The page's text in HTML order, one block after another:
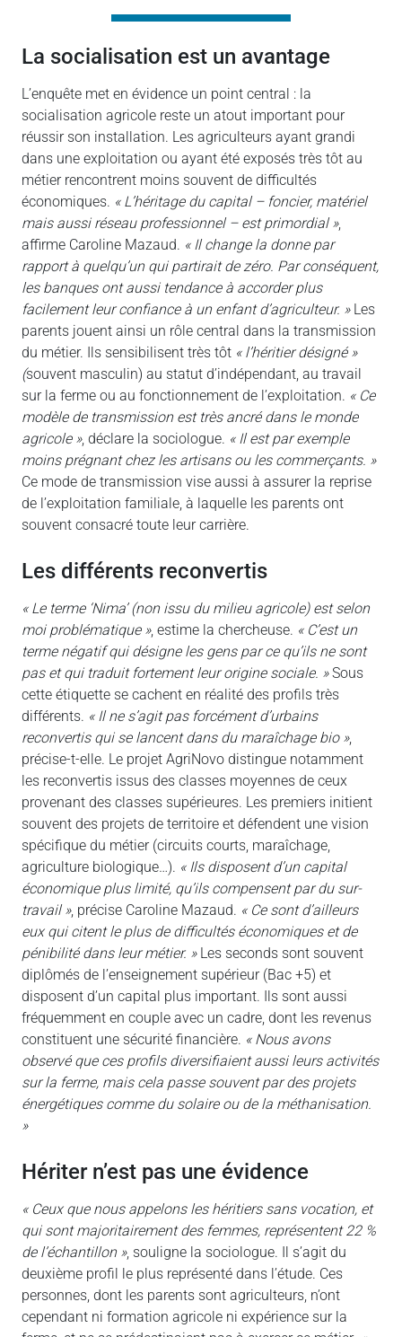
la socialisation est un avantage
L’enquête met en évidence un point central : la
socialisation agricole reste un atout important pour
réussir son installation. Les agriculteurs ayant grandi
dans une exploitation ou ayant été exposés très tôt au
métier rencontrent moins souvent de difficultés
économiques. « L’héritage du capital – foncier, matériel
mais aussi réseau professionnel – est primordial »,
affirme Caroline Mazaud. « Il change la donne par
rapport à quelqu’un qui partirait de zéro. Par conséquent,
les banques ont aussi tendance à accorder plus
facilement leur confiance à un enfant d’agriculteur. » Les
parents jouent ainsi un rôle central dans la transmission
du métier. Ils sensibilisent très tôt « l’héritier désigné »
(souvent masculin) au statut d’indépendant, au travail
sur la ferme ou au fonctionnement de l’exploitation. « Ce
modèle de transmission est très ancré dans le monde
agricole », déclare la sociologue. « Il est par exemple
moins prégnant chez les artisans ou les commerçants. »
Ce mode de transmission vise aussi à assurer la reprise
de l’exploitation familiale, à laquelle les parents ont
souvent consacré toute leur carrière.
les différents reconvertis
« Le terme ‘Nima’ (non issu du milieu agricole) est selon
moi problématique », estime la chercheuse. « C’est un
terme négatif qui désigne les gens par ce qu’ils ne sont
pas et qui traduit fortement leur origine sociale. »Sous
cette étiquette se cachent en réalité des profils très
différents. « Il ne s’agit pas forcément d’urbains
reconvertis qui se lancent dans du maraîchage bio »,
précise-t-elle. Le projet AgriNovo distingue notamment
les reconvertis issus des classes moyennes de ceux
provenant des classes supérieures. Les premiers initient
souvent des projets de territoire et défendent une vision
spécifique du métier (circuits courts, maraîchage,
agriculture biologique…). « Ils disposent d’un capital
économique plus limité, qu’ils compensent par du sur-
travail », précise Caroline Mazaud. « Ce sont d’ailleurs
eux qui citent le plus de difficultés économiques et de
pénibilité dans leur métier. »Les seconds sont souvent
diplômés de l’enseignement supérieur (Bac +5) et
disposent d’un capital plus important. Ils sont aussi
fréquemment en couple avec un cadre, dont les revenus
constituent une sécurité financière. « Nous avons
observé que ces profils diversifiaient aussi leurs activités
sur la ferme, mais cela passe souvent par des projets
énergétiques comme du solaire ou de la méthanisation.
»
hériter n’est pas une évidence
« Ceux que nous appelons les héritiers sans vocation, et
qui sont majoritairement des femmes, représentent 22 %
de l’échantillon », souligne la sociologue. Il s’agit du
deuxième profil le plus représenté dans l’étude. Ces
personnes, dont les parents sont agriculteurs, n’ont
cependant ni formation agricole ni expérience sur la